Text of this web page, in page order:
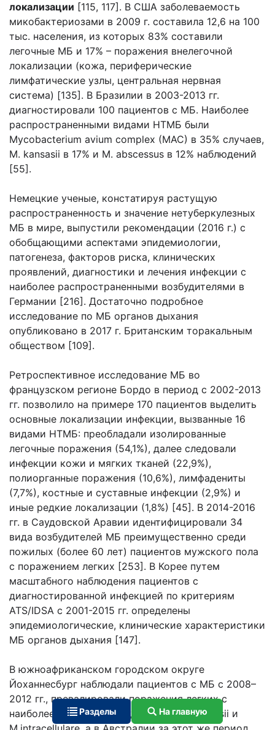
локализации [115, 117]. В США заболеваемость
микобактериозами в 2009 г. составила 12,6 на 100
тыс. населения, из которых 83% составили
легочные МБ и 17% – поражения внелегочной
локализации (кожа, периферические
лимфатические узлы, центральная нервная
система) [135]. В Бразилии в 2003-2013 гг.
диагностировали 100 пациентов с МБ. Наиболее
распространенными видами НТМБ были
Mycobacterium avium complex (MAC) в 35% случаев,
M. kansasii в 17% и M. abscessus в 12% наблюдений
[55].
Немецкие ученые, констатируя растущую
распространенность и значение нетуберкулезных
МБ в мире, выпустили рекомендации (2016 г.) с
обобщающими аспектами эпидемиологии,
патогенеза, факторов риска, клинических
проявлений, диагностики и лечения инфекции с
наиболее распространенными возбудителями в
Германии [216]. Достаточно подробное
исследование по МБ органов дыхания
опубликовано в 2017 г. Британским торакальным
обществом [109].
Ретроспективное исследование МБ во
французском регионе Бордо в период с 2002-2013
гг. позволило на примере 170 пациентов выделить
основные локализации инфекции, вызванные 16
видами НТМБ: преобладали изолированные
легочные поражения (54,1%), далее следовали
инфекции кожи и мягких тканей (22,9%),
полиорганные поражения (10,6%), лимфадениты
(7,7%), костные и суставные инфекции (2,9%) и
иные редкие локализации (1,8%) [45]. В 2014-2016
гг. в Саудовской Аравии идентифицировали 34
вида возбудителей МБ преимущественно среди
пожилых (более 60 лет) пациентов мужского пола
с поражением легких [253]. В Корее путем
масштабного наблюдения пациентов с
диагностированной инфекцией по критериям
ATS/IDSA с 2001-2015 гг. определены
эпидемиологические, клинические характеристики
МБ органов дыхания [147].
В южноафриканском городском округе
Йоханнесбург наблюдали пациентов с МБ с 2008–
2012 гг., превалировали поражения легких с
наиболее частыми возбудителями M.kansasii и
Разделы На главную